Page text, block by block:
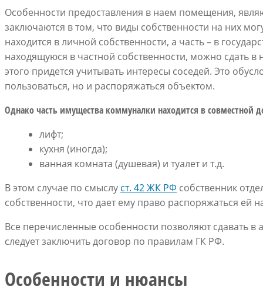
Особенности предоставления в наем помещения,
заключаются в том, что виды собственности на них
находится в личной собственности, а часть – в
находящуюся в частной собственности, можно сдать
этого придется учитывать интересы соседей. Это
пользоваться, но и распоряжаться объектом.
Однако часть имущества коммуналки находится в совместной
лифт;
кухня (иногда);
ванная комната (душевая) и туалет и т.д.
В этом случае по смыслу ст. 42 ЖК РФ собственник
собственности, что дает ему право распоряжаться ей
Все перечисленные особенности позволяют сдавать в
следует заключить договор по правилам ГК РФ.
Особенности и нюансы